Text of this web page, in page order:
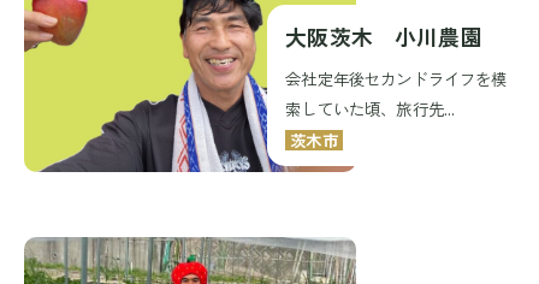
大阪茨木 小川農園
会社定年後セカンドライフを模
索していた頃、旅行先...
茨木市